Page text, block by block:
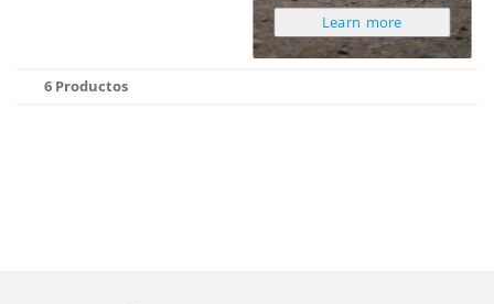
Learn more
6 Productos